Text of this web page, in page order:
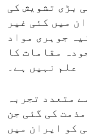
بڑی تشویش کی
میں کئی غیر
جوہری مواد
مقامات کا
علم نہیں ہے۔
متعدد تجربہ
کی گئی جن
کو ایران میں